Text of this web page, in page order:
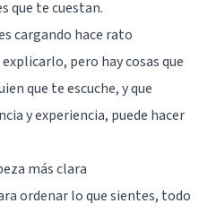
que te cuestan.
cargando hace rato
pero hay cosas que
que te escuche, y que
y experiencia, puede hacer
más clara
ordenar lo que sientes, todo